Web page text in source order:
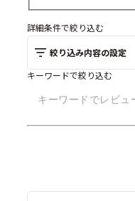
詳細条件で絞り込む
絞り込み内容の設定
キーワードで絞り込む